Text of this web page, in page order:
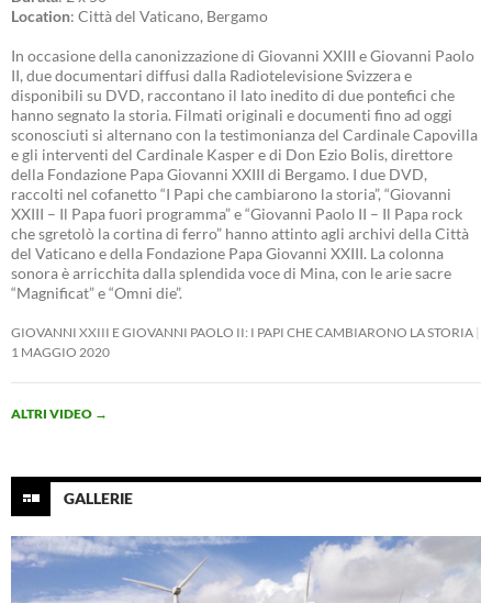
Location: Città del Vaticano, Bergamo
In occasione della canonizzazione di Giovanni XXIII e Giovanni Paolo
II, due documentari diffusi dalla Radiotelevisione Svizzera e
disponibili su DVD, raccontano il lato inedito di due pontefici che
hanno segnato la storia. Filmati originali e documenti fino ad oggi
sconosciuti si alternano con la testimonianza del Cardinale Capovilla
e gli interventi del Cardinale Kasper e di Don Ezio Bolis, direttore
della Fondazione Papa Giovanni XXIII di Bergamo. I due DVD,
raccolti nel cofanetto “I Papi che cambiarono la storia”, “Giovanni
XXIII – Il Papa fuori programma” e “Giovanni Paolo II – Il Papa rock
che sgretolò la cortina di ferro” hanno attinto agli archivi della Città
del Vaticano e della Fondazione Papa Giovanni XXIII. La colonna
sonora è arricchita dalla splendida voce di Mina, con le arie sacre
“Magnificat” e “Omni die”.
GIOVANNI XXIII E GIOVANNI PAOLO II: I PAPI CHE CAMBIARONO LA STORIA
1 MAGGIO 2020
ALTRI VIDEO →
GALLERIE